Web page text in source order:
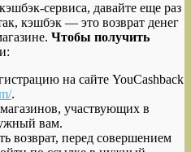
сервиса, давайте еще раз
кэшбэк — это возврат денег
Чтобы получить
на сайте YouCashback
.
участвующих в
вам.
возврат, перед совершением